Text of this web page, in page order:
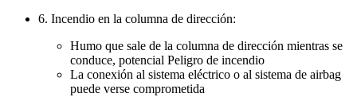
6. Incendio en la columna de dirección:
Humo que sale de la columna de dirección mientras se
conduce, potencial Peligro de incendio
La conexión al sistema eléctrico o al sistema de airbag
puede verse comprometida